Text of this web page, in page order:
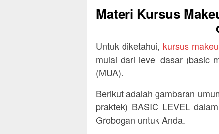
Materi Kursus
Untuk diketahui, kursus
mulai dari level dasar (basic
(MUA).
Berikut adalah gambaran
praktek) BASIC LEVEL
Grobogan untuk Anda.